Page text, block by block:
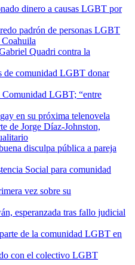
dinero a causas LGBT por
padrón de personas LGBT
Quadri contra la
de comunidad LGBT donar
LGBT; “entre
en su próxima telenovela
de Jorge Díaz-Johnston,
disculpa pública a pareja
Social para comunidad
vez sobre su
esperanzada tras fallo judicial
de la comunidad LGBT en
con el colectivo LGBT